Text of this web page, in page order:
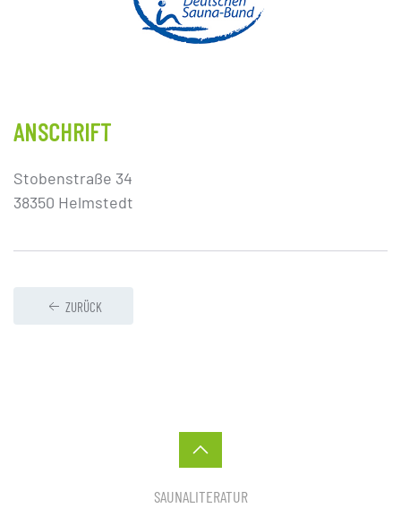
ANSCHRIFT
Stobenstraße 34
38350 Helmstedt
ZURÜCK
SAUNALITERATUR